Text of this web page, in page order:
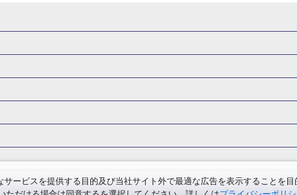
石川県 福井県 甲信越 山梨県 新潟県 長野県 東海 静岡県
大阪府 兵庫県 奈良県 和歌山県 四国 徳島県 高知県 香川県
・旅館 東京都ホテル・旅館 神奈川県ホテル・旅館
埼玉県ホ
・旅館 栃木県ホテル・旅館 群馬県ホテル・旅館
富山県ホテ
・旅館 兵庫県ホテル・旅館 奈良県ホテル・旅館
和歌山県ホテル・
・旅館 島根県ホテル・旅館 山口県ホテル・旅館
福岡県ホテ
道) 知床温泉(北海道) 東北 花巻温泉(岩手) 蔵王温泉(山形)
かみ
飯坂温泉(福島) 北陸 和倉温泉(石川) 宇奈月温泉(富山) あわら温泉(
) 昼神温泉(長野) 東海 浜名湖かんざんじ温泉(静岡) 下呂温泉(岐阜)
ー 関東 東京旅行・ツアー 神奈川旅行・ツアー 埼玉旅行・ツアー
ー 群馬旅行・ツアー 北陸 富山旅行・ツアー 石川旅行・ツアー
行・ツアー 長野旅行・ツアー 東海 静岡旅行・ツアー
岐阜旅行・
ー 関西 滋賀旅行・ツアー 京都旅行・ツアー 大阪旅行・ツアー
内版
ク（GW）の国内旅行 夏休み・お盆の国内旅行 7月の国内旅行
8月の
ービスを提供する目的及び当社サイト外で最適な広告を表示することを